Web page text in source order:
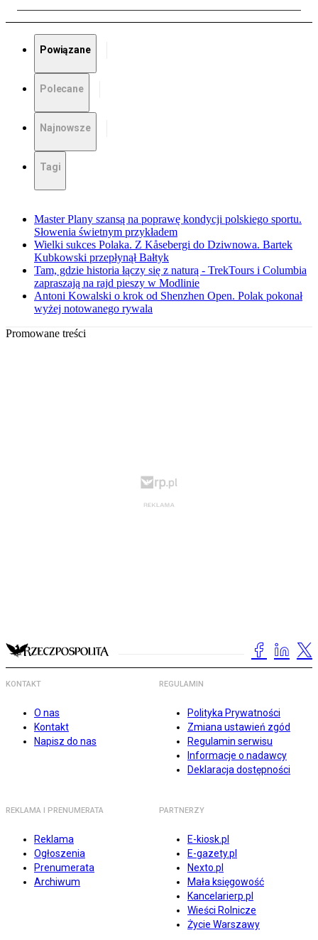
Powiązane
Polecane
Najnowsze
Tagi
Master Plany szansą na poprawę kondycji polskiego sportu.
Słowenia świetnym przykładem
Wielki sukces Polaka. Z Kåsebergi do Dziwnowa. Bartek
Kubkowski przepłynął Bałtyk
Tam, gdzie historia łączy się z naturą - TrekTours i Columbia
zapraszają na rajd pieszy w Modlinie
Antoni Kowalski o krok od Shenzhen Open. Polak pokonał
wyżej notowanego rywala
Promowane treści
KONTAKT
O nas
Kontakt
Napisz do nas
REGULAMIN
Polityka Prywatności
Zmiana ustawień zgód
Regulamin serwisu
Informacje o nadawcy
Deklaracja dostępności
REKLAMA I PRENUMERATA
Reklama
Ogłoszenia
Prenumerata
Archiwum
PARTNERZY
E-kiosk.pl
E-gazety.pl
Nexto.pl
Mała księgowość
Kancelarierp.pl
Wieści Rolnicze
Życie Warszawy